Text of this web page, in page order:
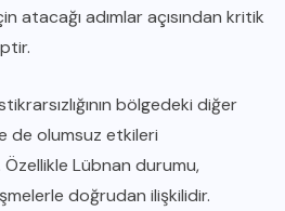
atacağı adımlar açısından kritik
bölgedeki diğer
de olumsuz etkileri
Özellikle Lübnan durumu,
doğrudan ilişkilidir.